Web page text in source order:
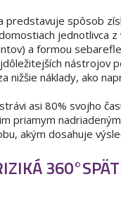
predstavuje spôsob
jednotlivca
a formou
nástrojov
nižšie náklady, ako
asi 80% svojho
priamym
akým dosahuje